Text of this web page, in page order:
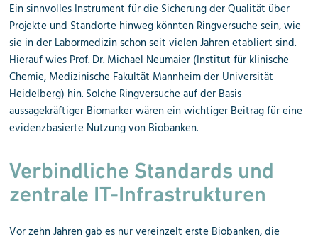
Ein sinnvolles Instrument für die Sicherung der Qualität über
Projekte und Standorte hinweg könnten Ringversuche sein, wie
sie in der Labormedizin schon seit vielen Jahren etabliert sind.
Hierauf wies Prof. Dr. Michael Neumaier (Institut für klinische
Chemie, Medizinische Fakultät Mannheim der Universität
Heidelberg) hin. Solche Ringversuche auf der Basis
aussagekräftiger Biomarker wären ein wichtiger Beitrag für eine
evidenzbasierte Nutzung von Biobanken.
Verbindliche Standards und
zentrale IT-Infrastrukturen
Vor zehn Jahren gab es nur vereinzelt erste Biobanken, die